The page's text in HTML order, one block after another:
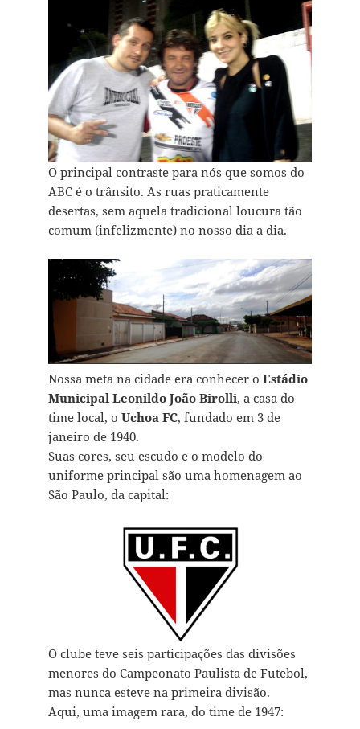
O principal contraste para nós que somos do
ABC é o trânsito. As ruas praticamente
desertas, sem aquela tradicional loucura tão
comum (infelizmente) no nosso dia a dia.
Nossa meta na cidade era conhecer o Estádio
Municipal Leonildo João Birolli, a casa do
time local, o Uchoa FC, fundado em 3 de
janeiro de 1940.
Suas cores, seu escudo e o modelo do
uniforme principal são uma homenagem ao
São Paulo, da capital:
O clube teve seis participações das divisões
menores do Campeonato Paulista de Futebol,
mas nunca esteve na primeira divisão.
Aqui, uma imagem rara, do time de 1947: